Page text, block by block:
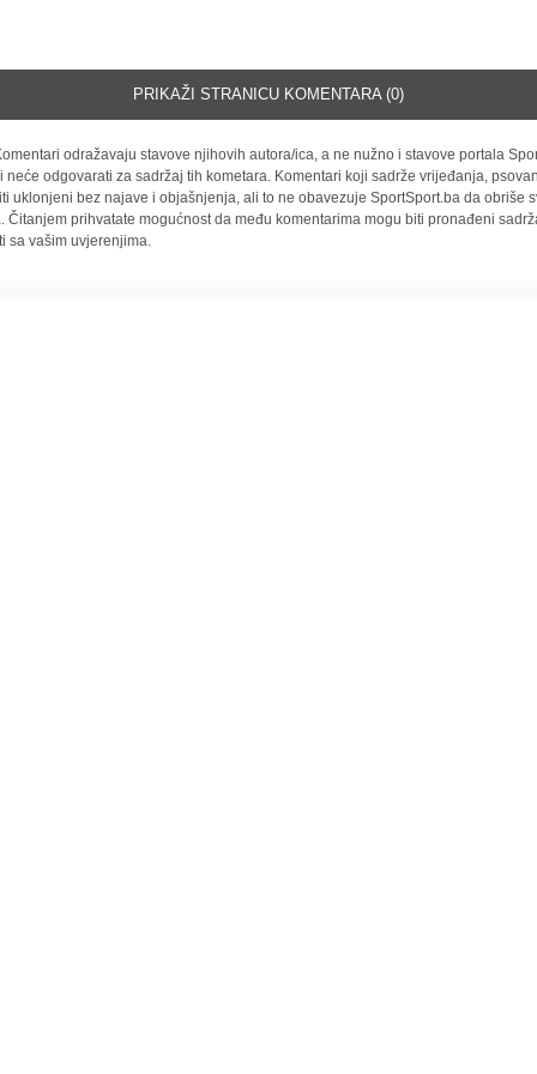
PRIKAŽI STRANICU KOMENTARA (0)
odražavaju stavove njihovih autora/ica, a ne nužno i stavove portala
neće odgovarati za sadržaj tih kometara. Komentari koji sadrže vrijeđanja,
uklonjeni bez najave i objašnjenja, ali to ne obavezuje SportSport.ba da obriše
Čitanjem prihvatate mogućnost da među komentarima mogu biti pronađeni
sa vašim uvjerenjima.